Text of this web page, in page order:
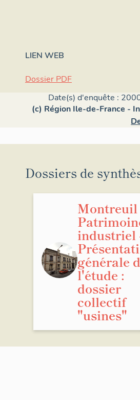
LIEN WEB
Dossier PDF
Date(s) d'enquête :
(c) Région Ile-de-France -
Dossiers de
Montreuil
industriel
générale
l'étude :
dossier
collectif
"usines"